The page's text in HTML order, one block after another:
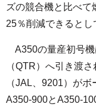
ズの競合機と比べて
25％削減できるとし
A350の量産初号機
（QTR）へ引き渡
（JAL、9201）が
A350-900とA350-